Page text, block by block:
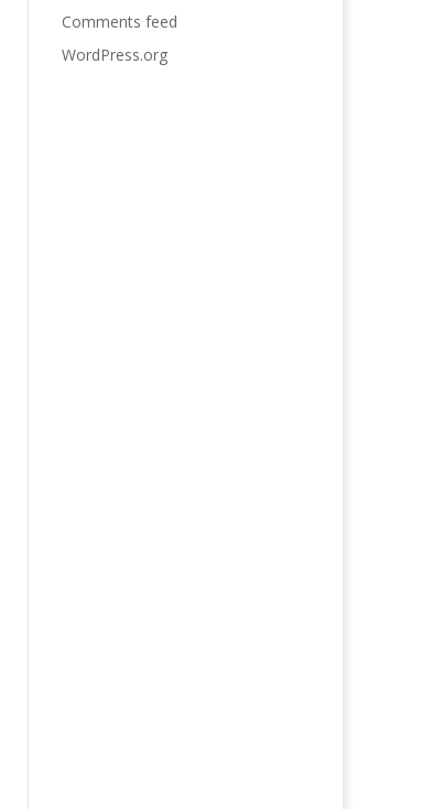
Comments feed
WordPress.org